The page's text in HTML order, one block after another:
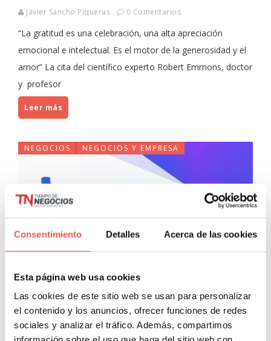
Consentimiento Detalles Acerca de las cookies
Esta página web usa cookies
Las cookies de este sitio web se usan para personalizar
el contenido y los anuncios, ofrecer funciones de redes
sociales y analizar el tráfico. Además, compartimos
Javier Sancho Piqueras 0 Comentarios
“La gratitud es una celebración, una alta apreciación
emocional e intelectual. Es el motor de la generosidad y el
amor” La cita del científico experto Robert Emmons, doctor
y profesor
Leer más
NEGOCIOS NEGOCIOS Y EMPRESA
El mindfulness gana presencia
en las empresas para aumentar
la productividad de los
trabajadores